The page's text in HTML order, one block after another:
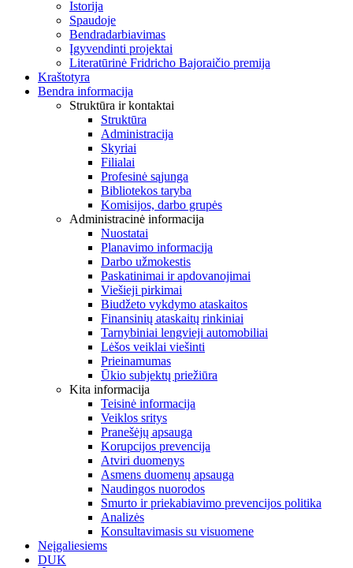
Istorija
Spaudoje
Bendradarbiavimas
Įgyvendinti projektai
Literatūrinė Fridricho Bajoraičio premija
Kraštotyra
Bendra informacija
Struktūra ir kontaktai
Struktūra
Administracija
Skyriai
Filialai
Profesinė sąjunga
Bibliotekos taryba
Komisijos, darbo grupės
Administracinė informacija
Nuostatai
Planavimo informacija
Darbo užmokestis
Paskatinimai ir apdovanojimai
Viešieji pirkimai
Biudžeto vykdymo ataskaitos
Finansinių ataskaitų rinkiniai
Tarnybiniai lengvieji automobiliai
Lėšos veiklai viešinti
Prieinamumas
Ūkio subjektų priežiūra
Kita informacija
Teisinė informacija
Veiklos sritys
Pranešėjų apsauga
Korupcijos prevencija
Atviri duomenys
Asmens duomenų apsauga
Naudingos nuorodos
Smurto ir priekabiavimo prevencijos politika
Analizės
Konsultavimasis su visuomene
Neįgaliesiems
DUK